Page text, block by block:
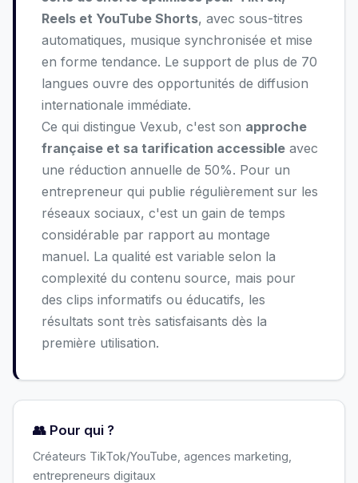
Reels et YouTube Shorts, avec sous-titres
automatiques, musique synchronisée et mise
en forme tendance. Le support de plus de 70
langues ouvre des opportunités de diffusion
internationale immédiate.
Ce qui distingue Vexub, c'est son approche
française et sa tarification accessible avec
une réduction annuelle de 50%. Pour un
entrepreneur qui publie régulièrement sur les
réseaux sociaux, c'est un gain de temps
considérable par rapport au montage
manuel. La qualité est variable selon la
complexité du contenu source, mais pour
des clips informatifs ou éducatifs, les
résultats sont très satisfaisants dès la
première utilisation.
👥 Pour qui ?
Créateurs TikTok/YouTube, agences marketing,
entrepreneurs digitaux